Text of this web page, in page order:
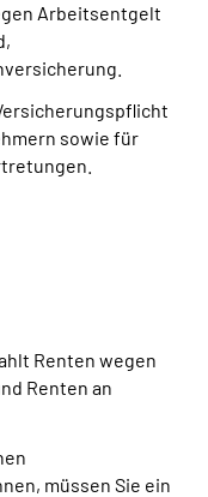
Arbeitsentgelt
sowie für
Renten wegen
Renten an
müssen Sie ein